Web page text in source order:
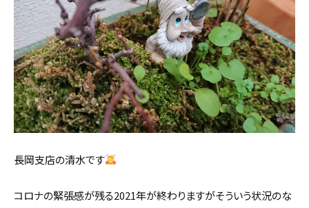
設計・デザイン
耐震・断熱
保証・アフターメンテナンス
セミオーダー住宅
会社概要
スタッフ紹介
お知らせ
長岡支店の清水です
コロナの緊張感が残る2021年が終わりますがそういう状況のな